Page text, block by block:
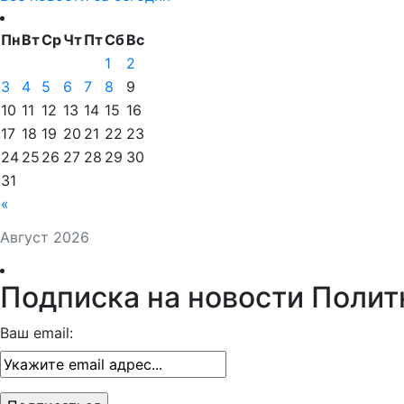
Август 2026
ПнВтСрЧтПтСбВс
«
1
2
3
4 5 6 7 8
9
10 11 12 13 14 15 16
17 18 19 20 21 22 23
24 25 26 27 28 29 30
31
Подписка на новости
Ваш email: